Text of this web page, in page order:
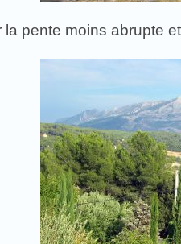
pente moins abrupte